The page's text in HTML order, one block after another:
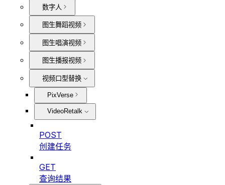
数字人
图生舞蹈视频
图生唱演视频
图生播报视频
视频口型替换
PixVerse
VideoRetalk
POST
创建任务
GET
查询结果